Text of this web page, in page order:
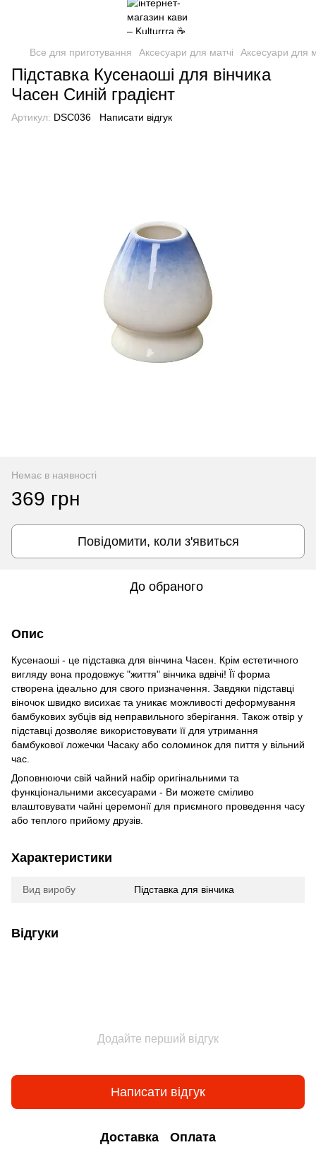
Все для приготування Аксесуари для матчі Аксесуари для
Підставка Кусенаоші для вінчика
Часен Синій градієнт
Артикул: DSC036 Написати відгук
Немає в наявності
369 грн
Повідомити, коли з'явиться
До обраного
Опис
Кусенаоші - це підставка для вінчина Часен. Крім естетичного
вигляду вона продовжує "життя" вінчика вдвічі! Її форма
створена ідеально для свого призначення. Завдяки підставці
віночок швидко висихає та уникає можливості деформування
бамбукових зубців від неправильного зберігання. Також отвір у
підставці дозволяє використовувати її для утримання
бамбукової ложечки Часаку або соломинок для пиття у вільний
час.
Доповнюючи свій чайний набір оригінальними та
функціональними аксесуарами - Ви можете сміливо
влаштовувати чайні церемонії для приємного проведення часу
або теплого прийому друзів.
Характеристики
Вид виробу Підставка для вінчика
Відгуки
Додайте перший відгук
Написати відгук
Доставка Оплата